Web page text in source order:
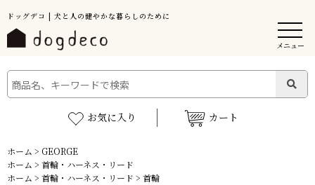
ドッグデコ | 犬と人の健やかな暮らしのために
メニュー
お気に入り カート
ホーム > GEORGE
ホーム > 首輪・ハーネス・リード
ホーム > 首輪・ハーネス・リード > 首輪